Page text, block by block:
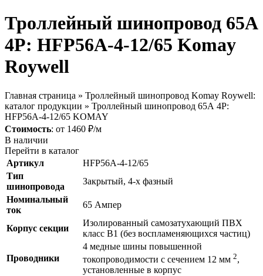
Троллейный шинопровод 65А
4P: HFP56A-4-12/65 Komay
Roywell
Главная страница » Троллейный шинопровод Komay Roywell:
каталог продукции » Троллейный шинопровод 65А 4P:
HFP56A-4-12/65 KOMAY
Стоимость: от 1460 ₽/м
В наличии
Перейти в каталог
Артикул
HFP56A-4-12/65
Тип
шинопровода
Закрытый, 4-х фазный
Номинальный
ток
65 Ампер
Корпус секции
Изолированный самозатухающий ПВХ
класс В1 (без воспламеняющихся частиц)
Проводники
4 медные шины повышенной
токопроводимости c сечением 12 мм 2,
установленные в корпус